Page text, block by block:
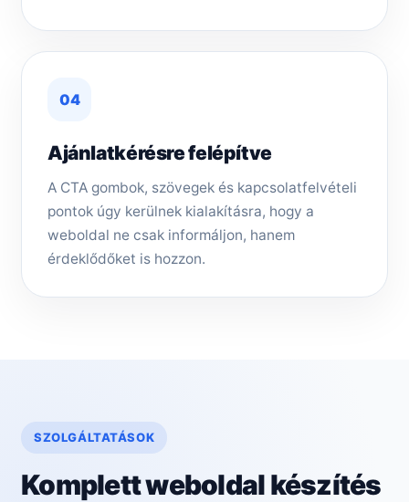
04
Ajánlatkérésre felépítve
A CTA gombok, szövegek és kapcsolatfelvételi
pontok úgy kerülnek kialakításra, hogy a
weboldal ne csak informáljon, hanem
érdeklődőket is hozzon.
SZOLGÁLTATÁSOK
Komplett weboldal készítés